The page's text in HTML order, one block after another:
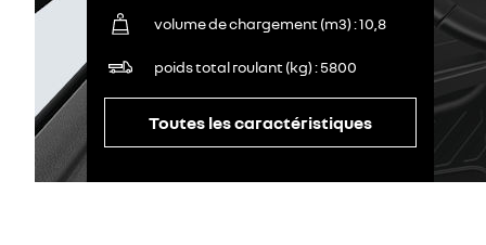
volume de chargement (m3) 10,8
poids total roulant (kg) 5800
Toutes les caractéristiques